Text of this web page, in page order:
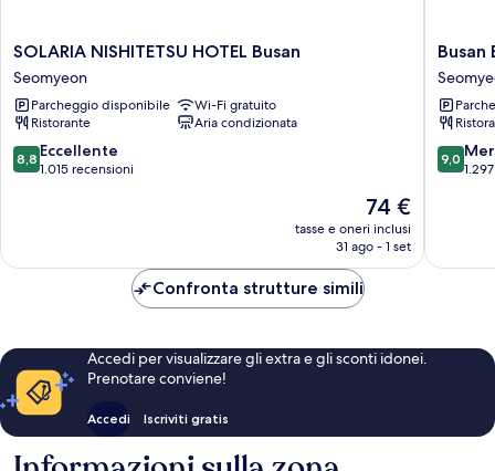
SOLARIA
NISHITETSU
HOTEL
Busan
Seomyeon
SOLARIA NISHITETSU HOTEL Busan
Seomyeon
Parcheggio disponibile
Wi-Fi gratuito
Ristorante
Aria condizionata
8.8
su
8,8 Eccellente
1.015 recensioni
Il
prezzo
attuale
74 €
tasse e oneri inclusi
31 ago - 1 set
Busan
Business
Hotel
Busan
9.0
su
9,0
Confronta strutture simili
Accedi per visualizzare gli extra e gli sconti idonei.
Prenotare conviene!
Accedi Iscriviti gratis